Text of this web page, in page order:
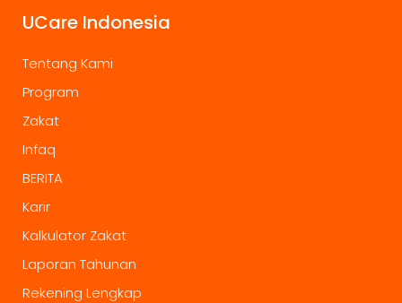
UCare Indonesia
Tentang Kami
Program
Zakat
Infaq
BERITA
Karir
Kalkulator Zakat
Laporan Tahunan
Rekening Lengkap